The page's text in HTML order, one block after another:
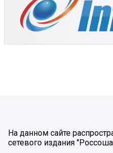
На данном сайте
сетевого издания